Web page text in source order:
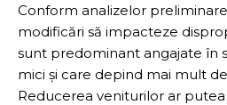
Conform analizelor
modificări să impacteze
sunt predominant angajate în
mici și care depind mai mult
Reducerea veniturilor ar